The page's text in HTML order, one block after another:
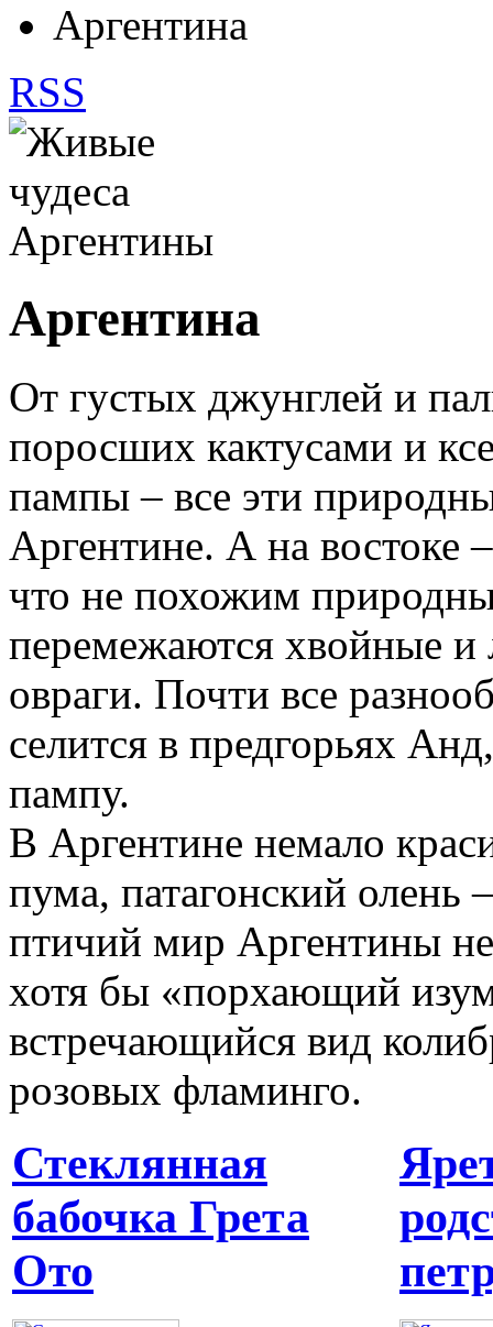
Аргентина
RSS
Аргентина
От густых джунглей и
поросших кактусами и
пампы – все эти
Аргентине. А на
что не похожим
перемежаются хвойные и
овраги. Почти все
селится в предгорьях
пампу.
В Аргентине немало
пума, патагонский
птичий мир Аргентины
хотя бы «порхающий
встречающийся вид
розовых фламинго.
Стеклянная
бабочка Грета
Ото